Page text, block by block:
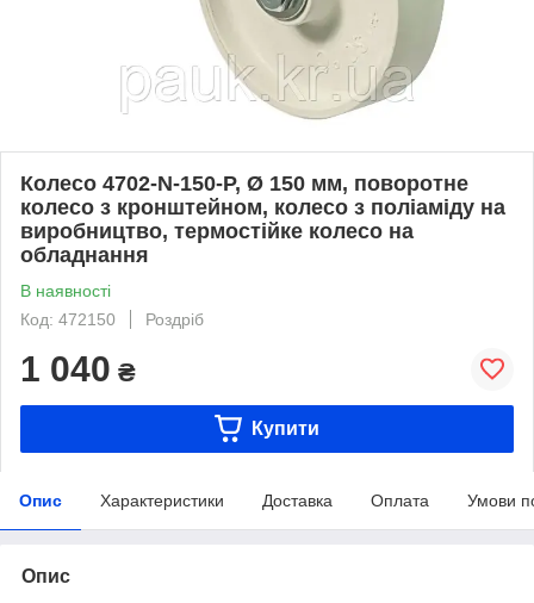
Колесо 4702-N-150-P, Ø 150 мм, поворотне
колесо з кронштейном, колесо з поліаміду на
виробництво, термостійке колесо на
обладнання
В наявності
Код: 472150
Роздріб
1 040 ₴
Купити
Опис Характеристики Доставка Оплата Умови
Опис